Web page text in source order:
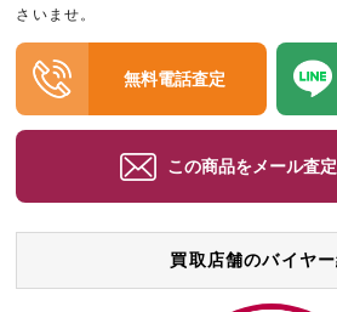
さいませ。
無料電話査定
この商品をメール査
買取店舗のバイヤ